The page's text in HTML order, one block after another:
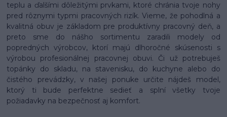
teplu a ďalšími dôležitými prvkami, ktoré chránia tvoje nohy
pred rôznymi typmi pracovných rizík. Vieme, že pohodlná a
kvalitná obuv je základom pre produktívny pracovný deň, a
preto sme do nášho sortimentu zaradili modely od
popredných výrobcov, ktorí majú dlhoročné skúsenosti s
výrobou profesionálnej pracovnej obuvi. Či už potrebuješ
topánky do skladu, na stavenisku, do kuchyne alebo do
čistého prevádzky, v našej ponuke určite nájdeš model,
ktorý ti bude perfektne sedieť a splní všetky tvoje
požiadavky na bezpečnosť aj komfort.